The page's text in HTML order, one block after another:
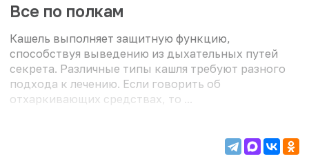
Все по полкам
Кашель выполняет защитную функцию,
способствуя выведению из дыхательных путей
секрета. Различные типы кашля требуют разного
подхода к лечению. Если говорить об
отхаркивающих средствах, то ...